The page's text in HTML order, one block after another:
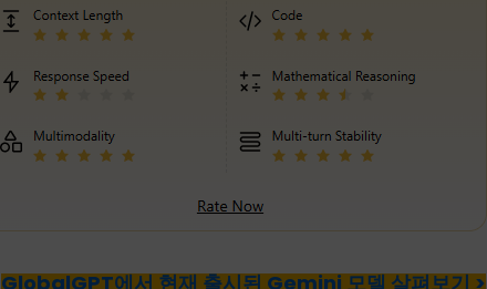
GlobalGPT에서 현재 출시된 Gemini 모델 살펴보기 >